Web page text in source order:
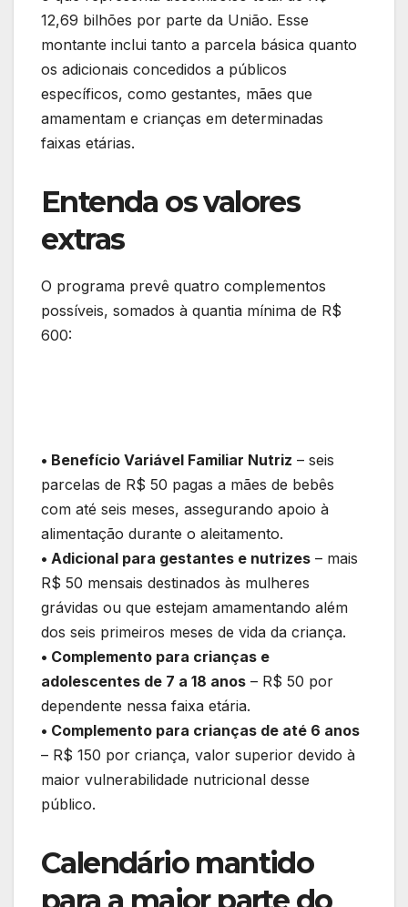
12,69 bilhões por parte da União. Esse
montante inclui tanto a parcela básica quanto
os adicionais concedidos a públicos
específicos, como gestantes, mães que
amamentam e crianças em determinadas
faixas etárias.
Entenda os valores
extras
O programa prevê quatro complementos
possíveis, somados à quantia mínima de R$
600:
• Benefício Variável Familiar Nutriz – seis
parcelas de R$ 50 pagas a mães de bebês
com até seis meses, assegurando apoio à
alimentação durante o aleitamento.
• Adicional para gestantes e nutrizes – mais
R$ 50 mensais destinados às mulheres
grávidas ou que estejam amamentando além
dos seis primeiros meses de vida da criança.
• Complemento para crianças e
adolescentes de 7 a 18 anos – R$ 50 por
dependente nessa faixa etária.
• Complemento para crianças de até 6 anos
– R$ 150 por criança, valor superior devido à
maior vulnerabilidade nutricional desse
público.
Calendário mantido